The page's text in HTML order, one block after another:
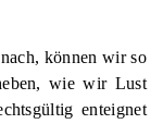
können wir so
wie wir Lust
enteignet